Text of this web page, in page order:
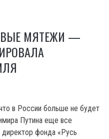
МЯТЕЖИ —
в России больше не будет
Путина еще все
фонда «Русь